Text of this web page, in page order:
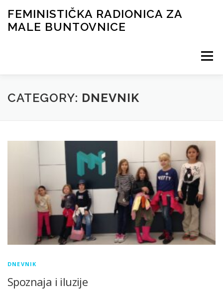
content
FEMINISTIČKA RADIONICA ZA
MALE BUNTOVNICE
Menu
RADIONICA ONLINE BIOGRAFIJA PREDAVAČICE
CATEGORY: DNEVNIK
DNEVNIK
Spoznaja i iluzije